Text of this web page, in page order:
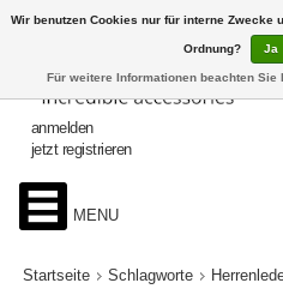
anmelden
jetzt registrieren
MENU
Startseite Schlagworte
Wir benutzen Cookies nur für interne Zwecke
Ordnung? Ja
Für weitere Informationen beachten